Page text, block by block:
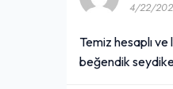
4/22/
Temiz hesaplı
beğendik